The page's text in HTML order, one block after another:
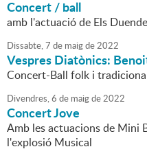
Concert / ball
amb l'actuació de Els
Dissabte,7 de maigde2022
Vespres Diatònics:
Concert-Ball folk i
Divendres,6 de maigde2022
Concert Jove
Amb les actuacions de Mini
l'explosió Musical